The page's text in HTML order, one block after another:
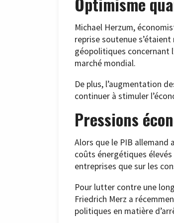
Michael Herzum,
reprise soutenue
géopolitiques concernant
marché mondial.
De plus, l’augmentation
continuer à stimuler
Pressions
Alors que le PIB allemand
coûts énergétiques
entreprises que sur les
Pour lutter contre une
Friedrich Merz a
politiques en matière